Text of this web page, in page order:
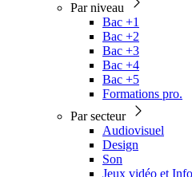
Par niveau
Bac +1
Bac +2
Bac +3
Bac +4
Bac +5
Formations pro.
Par secteur
Audiovisuel
Design
Son
Jeux vidéo et